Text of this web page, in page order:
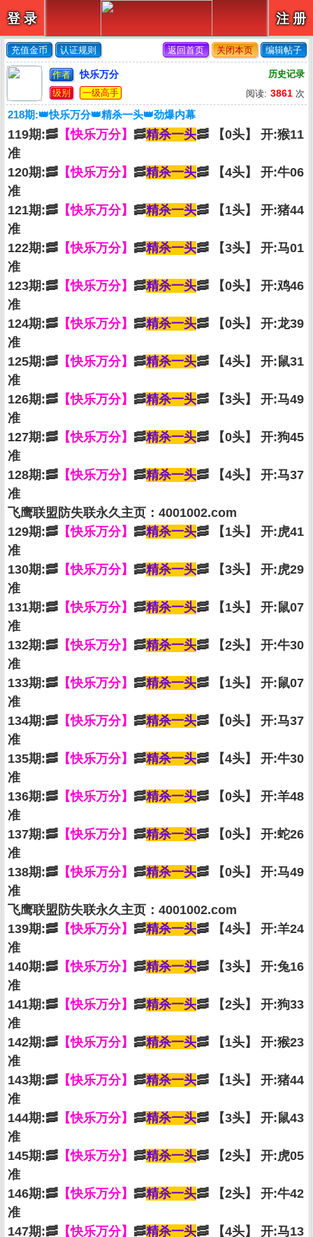
注 册
登 录
充值金币 认证规则 返回首页 关闭本页 编辑帖子
作者 快乐万分
历史记录
级别
一级高手 阅读: 3861次
218期:👑快乐万分👑精杀一头👑劲爆内幕
119期:🥓【快乐万分】 🥓精杀一头🥓 【0头】 开:猴11
准
120期:🥓【快乐万分】 🥓精杀一头🥓 【4头】 开:牛06
准
121期:🥓【快乐万分】 🥓精杀一头🥓 【1头】 开:猪44
准
122期:🥓【快乐万分】 🥓精杀一头🥓 【3头】 开:马01
准
123期:🥓【快乐万分】 🥓精杀一头🥓 【0头】 开:鸡46
准
124期:🥓【快乐万分】 🥓精杀一头🥓 【0头】 开:龙39
准
125期:🥓【快乐万分】 🥓精杀一头🥓 【4头】 开:鼠31
准
126期:🥓【快乐万分】 🥓精杀一头🥓 【3头】 开:马49
准
127期:🥓【快乐万分】 🥓精杀一头🥓 【0头】 开:狗45
准
128期:🥓【快乐万分】 🥓精杀一头🥓 【4头】 开:马37
准
飞鹰联盟防失联永久主页：4001002.com
129期:🥓【快乐万分】 🥓精杀一头🥓 【1头】 开:虎41
准
130期:🥓【快乐万分】 🥓精杀一头🥓 【3头】 开:虎29
准
131期:🥓【快乐万分】 🥓精杀一头🥓 【1头】 开:鼠07
准
132期:🥓【快乐万分】 🥓精杀一头🥓 【2头】 开:牛30
准
133期:🥓【快乐万分】 🥓精杀一头🥓 【1头】 开:鼠07
准
134期:🥓【快乐万分】 🥓精杀一头🥓 【0头】 开:马37
准
135期:🥓【快乐万分】 🥓精杀一头🥓 【4头】 开:牛30
准
136期:🥓【快乐万分】 🥓精杀一头🥓 【0头】 开:羊48
准
137期:🥓【快乐万分】 🥓精杀一头🥓 【0头】 开:蛇26
准
138期:🥓【快乐万分】 🥓精杀一头🥓 【0头】 开:马49
准
飞鹰联盟防失联永久主页：4001002.com
139期:🥓【快乐万分】 🥓精杀一头🥓 【4头】 开:羊24
准
140期:🥓【快乐万分】 🥓精杀一头🥓 【3头】 开:兔16
准
141期:🥓【快乐万分】 🥓精杀一头🥓 【2头】 开:狗33
准
142期:🥓【快乐万分】 🥓精杀一头🥓 【1头】 开:猴23
准
143期:🥓【快乐万分】 🥓精杀一头🥓 【1头】 开:猪44
准
144期:🥓【快乐万分】 🥓精杀一头🥓 【3头】 开:鼠43
准
145期:🥓【快乐万分】 🥓精杀一头🥓 【2头】 开:虎05
准
146期:🥓【快乐万分】 🥓精杀一头🥓 【2头】 开:牛42
准
147期:🥓【快乐万分】 🥓精杀一头🥓 【4头】 开:马13